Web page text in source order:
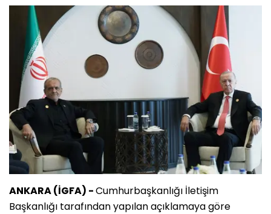
ANKARA (İGFA) -Cumhurbaşkanlığı İletişim
Başkanlığı tarafından yapılan açıklamaya göre